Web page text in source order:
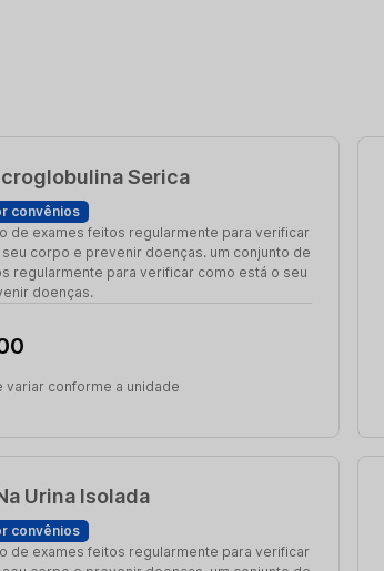
Serica
convênios
de exames feitos regularmente para verificar
corpo e prevenir doenças. um conjunto de
regularmente para verificar como está o seu
doenças.
variar conforme a unidade
Urina Isolada
convênios
de exames feitos regularmente para verificar